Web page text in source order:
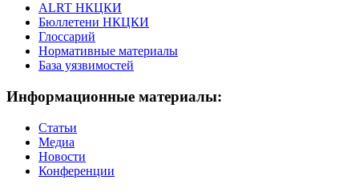
ALRT НКЦКИ
Бюллетени НКЦКИ
Глоссарий
Нормативные материалы
База уязвимостей
Информационные материалы:
Статьи
Медиа
Новости
Конференции